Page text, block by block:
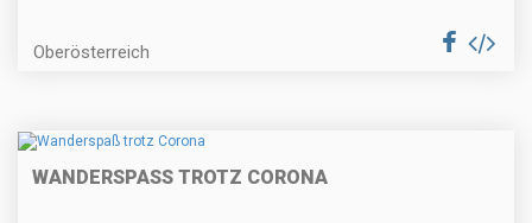
Oberösterreich
WANDERSPASS TROTZ CORONA